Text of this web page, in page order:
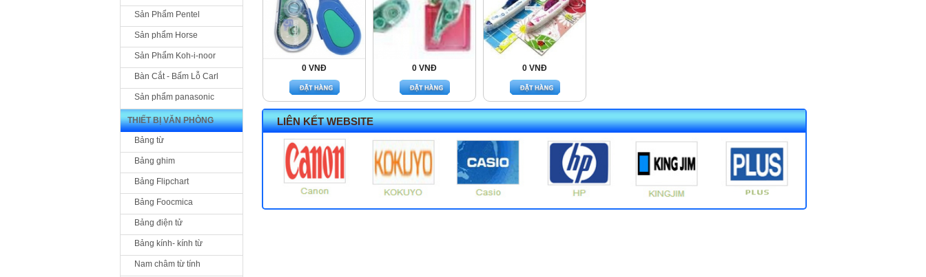
Sản Phẩm Pentel
Sản phẩm Horse
Sản Phẩm Koh-i-noor
Bàn Cắt - Bấm Lỗ Carl
Sản phẩm panasonic
THIẾT BỊ VĂN PHÒNG
Bảng từ
Bảng ghim
Bảng Flipchart
Bảng Foocmica
Bảng điện tử
Bảng kính- kính từ
Nam châm từ tính
0 VNĐ 0 VNĐ 0 VNĐ
LIÊN KẾT WEBSITE